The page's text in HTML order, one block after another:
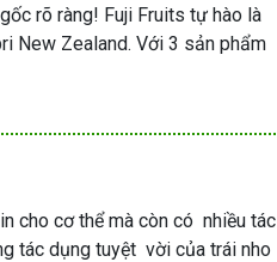
rõ ràng! Fuji Fruits tự hào là
New Zealand. Với 3 sản phẩm
cho cơ thể mà còn có nhiều tác
tác dụng tuyệt vời của trái nho